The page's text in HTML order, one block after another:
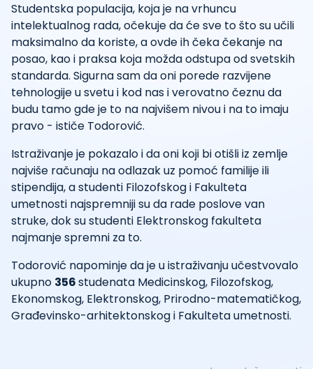
Studentska populacija, koja je na vrhuncu
intelektualnog rada, očekuje da će sve to što su učili
maksimalno da koriste, a ovde ih čeka čekanje na
posao, kao i praksa koja možda odstupa od svetskih
standarda. Sigurna sam da oni porede razvijene
tehnologije u svetu i kod nas i verovatno čeznu da
budu tamo gde je to na najvišem nivou i na to imaju
pravo - ističe Todorović.
Istraživanje je pokazalo i da oni koji bi otišli iz zemlje
najviše računaju na odlazak uz pomoć familije ili
stipendija, a studenti Filozofskog i Fakulteta
umetnosti najspremniji su da rade poslove van
struke, dok su studenti Elektronskog fakulteta
najmanje spremni za to.
Todorović napominje da je u istraživanju učestvovalo
ukupno 356studenata Medicinskog, Filozofskog,
Ekonomskog, Elektronskog, Prirodno-matematičkog,
Građevinsko-arhitektonskog i Fakulteta umetnosti.